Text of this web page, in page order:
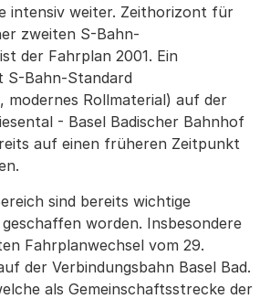
intensiv weiter. Zeithorizont für
zweiten S-Bahn-
der Fahrplan 2001. Ein
S-Bahn-Standard
modernes Rollmaterial) auf der
- Basel Badischer Bahnhof
auf einen früheren Zeitpunkt
sind bereits wichtige
worden. Insbesondere
Fahrplanwechsel vom 29.
der Verbindungsbahn Basel Bad.
als Gemeinschaftsstrecke der